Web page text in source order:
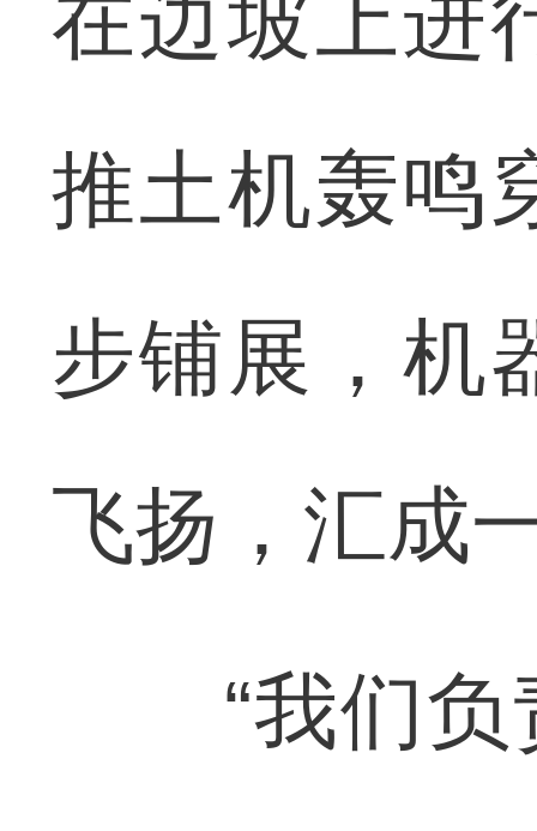
在边坡上进
推土机轰鸣
步铺展，机
飞扬，汇成
“我们负